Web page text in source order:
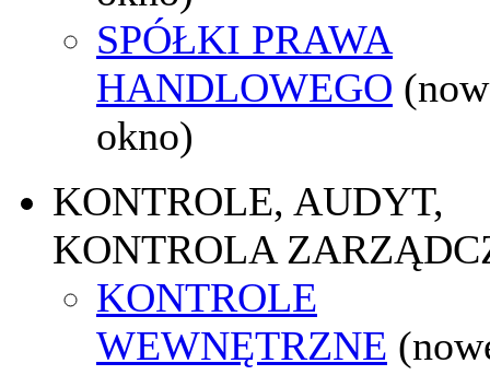
SPÓŁKI PRAWA
HANDLOWEGO
okno)
KONTROLE, AUDYT,
KONTROLA
KONTROLE
WEWNĘTRZNE